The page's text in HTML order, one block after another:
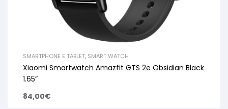
SMARTPHONE E TABLET, SMART WATCH
Xiaomi Smartwatch Amazfit GTS 2e Obsidian Black
1.65”
84,00€